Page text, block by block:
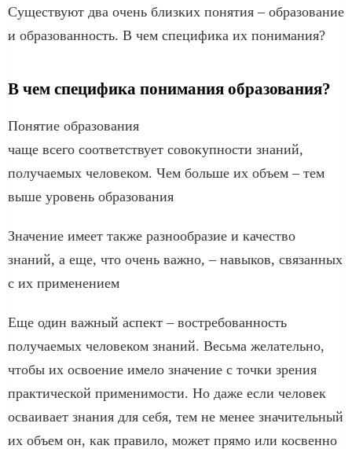
Существуют два очень близких понятия – образование
и образованность. В чем специфика их понимания?
В чем специфика понимания образования?
Понятие образования
чаще всего соответствует совокупности знаний,
получаемых человеком. Чем больше их объем – тем
выше уровень образования
Значение имеет также разнообразие и качество
знаний, а еще, что очень важно, – навыков, связанных
с их применением
Еще один важный аспект – востребованность
получаемых человеком знаний. Весьма желательно,
чтобы их освоение имело значение с точки зрения
практической применимости. Но даже если человек
осваивает знания для себя, тем не менее значительный
их объем он, как правило, может прямо или косвенно